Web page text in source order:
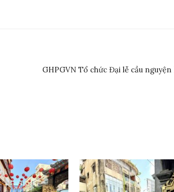
GHPGVN Tổ chức Đại lễ cầu